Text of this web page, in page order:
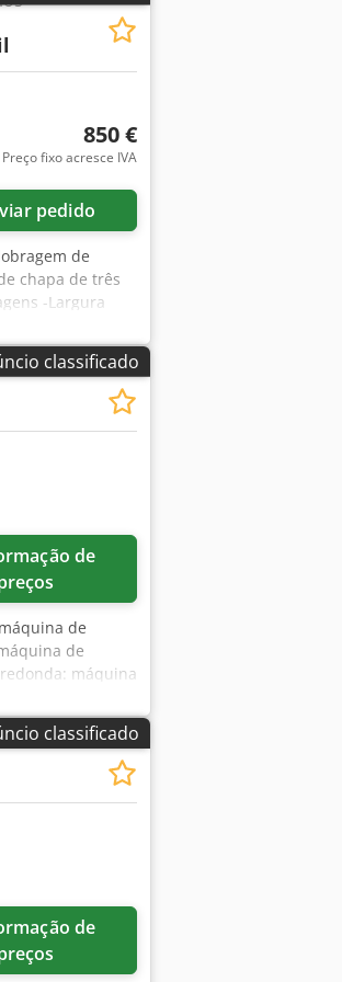
850 €
Preço fixo acresce IVA
pedido
de
chapa de três
-Largura
-Diâmetro de
classificado
de
de
máquina
máxima da
Ad
classificado